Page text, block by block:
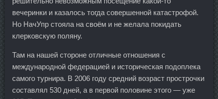
вечеринки и казалось тогда совершенной катастрофой.
Но НачУпр стояла на своём и не желала покидать
клерковскую поляну.
Там на нашей стороне отличные отношения с
международной федерацией и историческая подоплека
самого турнира. В 2006 году средний возраст прострочки
составлял 530 дней, а в первой половине этого — уже